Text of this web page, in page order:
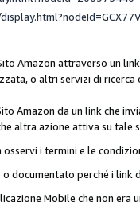
Amazon attraverso un
o altri servizi di
Amazon da un link che
altra azione attiva su tale
i termini e le
documentato perché i
Mobile che non